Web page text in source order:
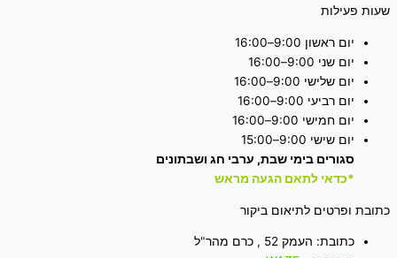
שעות פעילות
יום ראשון 9:00–16:00
יום שני 9:00–16:00
יום שלישי 9:00–16:00
יום רביעי 9:00–16:00
יום חמישי 9:00–16:00
יום שישי 9:00–15:00
סגורים בימי שבת, ערבי חג ושבתונים
*כדאי לתאם הגעה מראש
כתובת ופרטים לתיאום ביקור
כתובת: העמק 52 , כרם מהר"ל